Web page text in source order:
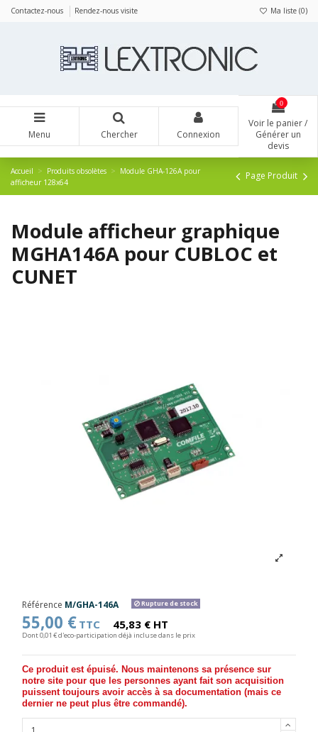
Contactez-nous Rendez-nous visite Ma liste (0)
Menu Chercher Connexion
0
Voir le panier /
Générer un
devis
Accueil Produits obsolètes
Module GHA-126A pour
afficheur 128x64
Page Produit
Module afficheur graphique
MGHA146A pour CUBLOC et
CUNET
Référence M/GHA-146A Rupture de stock
55,00 € TTC 45,83 € HT
Dont 0,01 € d'eco-participation déjà incluse dans le prix
Ce produit est épuisé. Nous maintenons sa présence sur
notre site pour que les personnes ayant fait son acquisition
puissent toujours avoir accès à sa documentation (mais ce
dernier ne peut plus être commandé).
Panneau de gestion des cookies